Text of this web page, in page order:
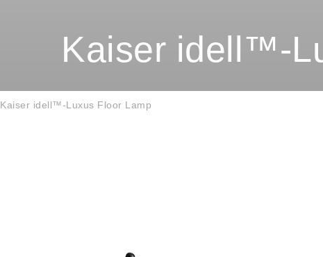
Kaiser idell™-
Kaiser idell™-Luxus Floor Lamp